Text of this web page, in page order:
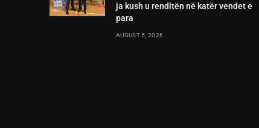
ja kush u renditën në katër vendet e
para
AUGUST 5, 2026